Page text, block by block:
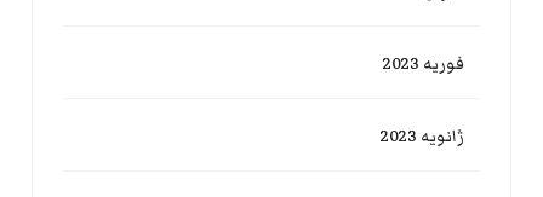
فوریه 2023
ژانویه 2023